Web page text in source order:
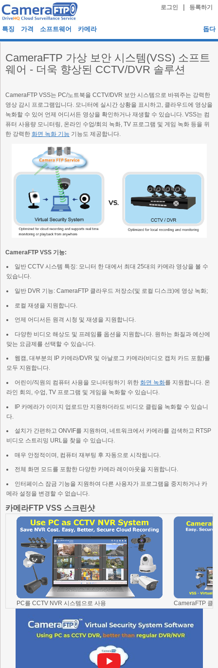
로그인 등록하기
특징 가격 소프트웨어 카메라 돕다
CameraFTP 가상 보안 시스템(VSS) 소프트
웨어 - 더욱 향상된 CCTV/DVR 솔루션
CameraFTP VSS는 PC/노트북을 CCTV/DVR 보안 시스템으로 바꿔주는 강력한
영상 감시 프로그램입니다. 모니터에 실시간 상황을 표시하고, 클라우드에 영상을
녹화할 수 있어 언제 어디서든 영상을 확인하거나 재생할 수 있습니다. VSS는 컴
퓨터 사용량 모니터링, 온라인 수업/회의 녹화, TV 프로그램 및 게임 녹화 등을 위
한 강력한 화면 녹화 기능 기능도 제공합니다.
CameraFTP VSS 기능:
일반 CCTV 시스템 특징: 모니터 한 대에서 최대 25대의 카메라 영상을 볼 수
있습니다.
일반 DVR 기능: CameraFTP 클라우드 저장소(및 로컬 디스크)에 영상 녹화;
로컬 재생을 지원합니다.
언제 어디서든 원격 시청 및 재생을 지원합니다.
다양한 비디오 해상도 및 프레임률 옵션을 지원합니다. 원하는 화질과 예산에
맞는 요금제를 선택할 수 있습니다.
웹캠, 대부분의 IP 카메라/DVR 및 아날로그 카메라(비디오 캡처 카드 포함)를
모두 지원합니다.
어린이/직원의 컴퓨터 사용을 모니터링하기 위한화면 녹화를 지원합니다. 온
라인 회의, 수업, TV 프로그램 및 게임을 녹화할 수 있습니다.
IP 카메라가 이미지 업로드만 지원하더라도 비디오 클립을 녹화할 수 있습니
다.
설치가 간편하고 ONVIF를 지원하며, 네트워크에서 카메라를 검색하고 RTSP
비디오 스트리밍 URL을 찾을 수 있습니다.
매우 안정적이며, 컴퓨터 재부팅 후 자동으로 시작됩니다.
전체 화면 모드를 포함한 다양한 카메라 레이아웃을 지원합니다.
인터페이스 잠금 기능을 지원하여 다른 사용자가 프로그램을 중지하거나 카
메라 설정을 변경할 수 없습니다.
카메라FTP VSS 스크린샷
PC를 CCTV NVR 시스템으로 사용 CameraFTP 클